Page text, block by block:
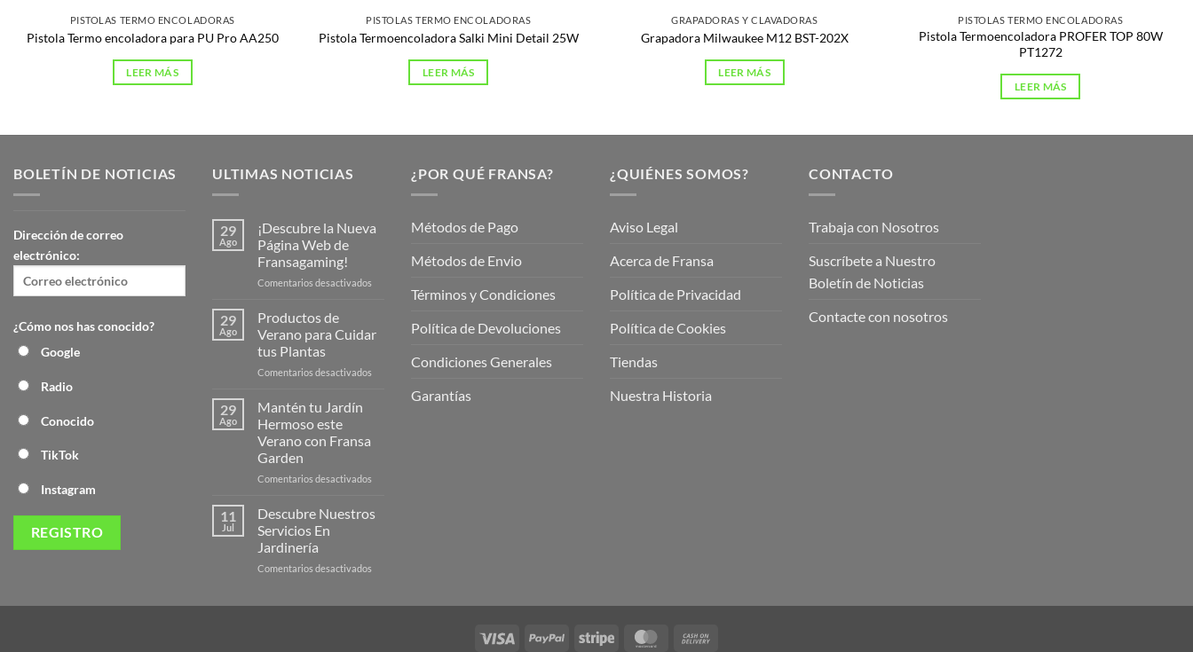
PISTOLAS TERMO ENCOLADORAS
Pistola Termo encoladora para PU Pro AA250
LEER MÁS
PISTOLAS TERMO ENCOLADORAS
Pistola Termoencoladora Salki Mini Detail 25W
LEER MÁS
GRAPADORAS Y CLAVADORAS
Grapadora Milwaukee M12 BST-202X
LEER MÁS
PISTOLAS TERMO ENCOLADORAS
Pistola Termoencoladora PROFER TOP 80W
PT1272
LEER MÁS
BOLETÍN DE NOTICIAS
Dirección de correo
electrónico:
¿Cómo nos has conocido?
Google
Radio
Conocido
TikTok
Instagram
ULTIMAS NOTICIAS
29
Ago
¡Descubre la Nueva
Página Web de
Fransagaming!
Comentarios desactivados
Página
29
Ago
Productos de
Verano para Cuidar
tus Plantas
Comentarios desactivados
29
Ago
Mantén tu Jardín
Hermoso este
Verano con Fransa
Garden
Comentarios desactivados
11
Jul
Descubre Nuestros
Servicios En
Jardinería
Comentarios desactivados
¿POR QUÉ FRANSA?
Métodos de Pago
Métodos de Envio
Términos y Condiciones
Política de Devoluciones
Condiciones Generales
Garantías
¿QUIÉNES SOMOS?
Aviso Legal
Acerca de Fransa
Política de Privacidad
Política de Cookies
Tiendas
Nuestra Historia
CONTACTO
Trabaja con Nosotros
Suscríbete a Nuestro
Boletín de Noticias
Contacte con nosotros
Visa PayPal Stripe MasterCard